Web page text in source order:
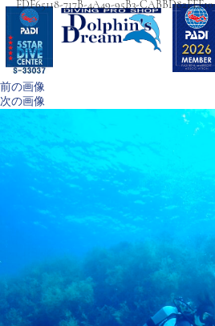
前の画像
次の画像
FDF65118-717B-4A49-95B3-